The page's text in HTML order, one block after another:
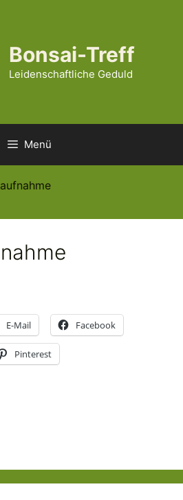
Bonsai-Treff
Leidenschaftliche Geduld
Menü
E-Mail Facebook
Pinterest